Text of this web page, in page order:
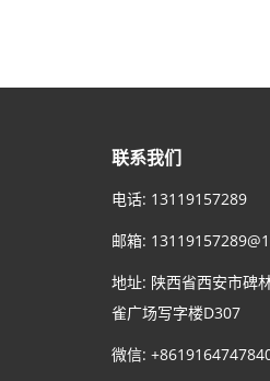
联系我们
电话: 13119157289
邮箱:
地址: 陕西省西安市碑
雀广场写字楼D307
微信: